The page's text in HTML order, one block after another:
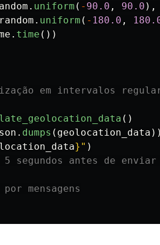
. uniform ( - 90.0 , 90.0 ),
random . uniform ( - 180.0 ,
. time ())
()
. dumps ( geolocation_data ))
} " )